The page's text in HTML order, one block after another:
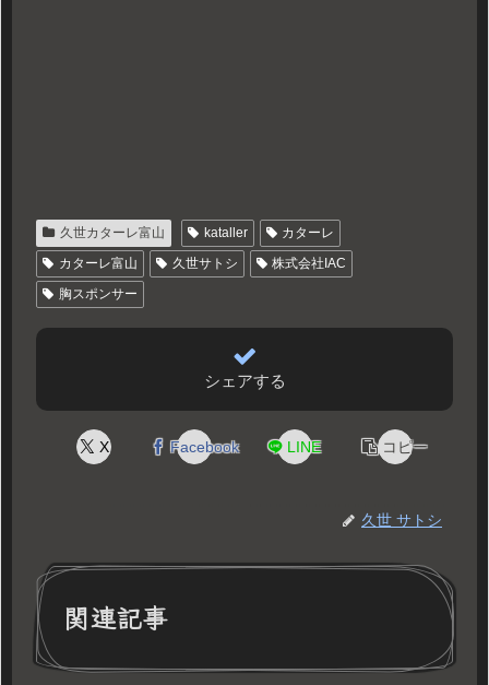
久世カターレ富山 kataller
カターレ
カターレ富山
久世サトシ
株式会社IAC
胸スポンサー
シェアする
X Facebook LINE コピー
久世 サトシ
関連記事